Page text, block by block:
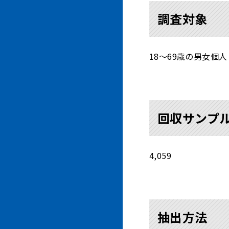
調査対象
18～69歳の男女個人
回収サンプ
4,059
抽出方法